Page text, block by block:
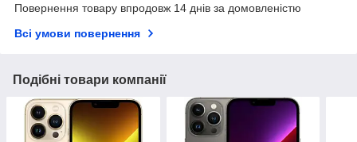
Повернення товару впродовж 14 днів за домовленістю
Всі умови повернення
Подібні товари компанії